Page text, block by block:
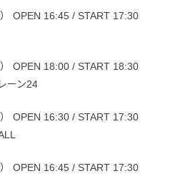
OPEN 16:45 / START 17:30
OPEN 18:00 / START 18:30
ーン24
OPEN 16:30 / START 17:30
OPEN 16:45 / START 17:30